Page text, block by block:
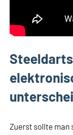
Zuerst sollte man